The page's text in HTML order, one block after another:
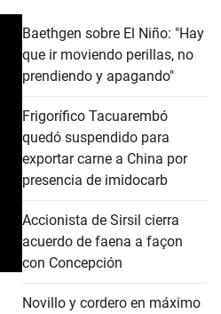
Baethgen sobre El Niño: "Hay
que ir moviendo perillas, no
prendiendo y apagando"
Frigorífico Tacuarembó
quedó suspendido para
exportar carne a China por
presencia de imidocarb
Accionista de Sirsil cierra
acuerdo de faena a façon
con Concepción
Novillo y cordero en máximo